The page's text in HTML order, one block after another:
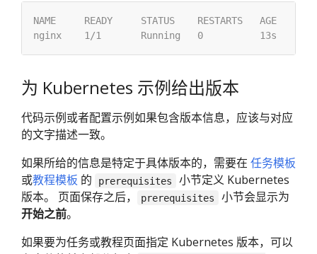
为 Kubernetes 示例给出版本
代码示例或者配置示例如果包含版本信息，应该与对应
的文字描述一致。
如果所给的信息是特定于具体版本的，需要在 任务模板
或教程模板 的 prerequisites
小节定义 Kubernetes
版本。 页面保存之后，
prerequisites
小节会显示为
开始之前。
如果要为任务或教程页面指定 Kubernetes 版本，可以